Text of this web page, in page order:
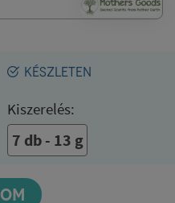
KÉSZLETEN
Kiszerelés:
7 db - 13 g